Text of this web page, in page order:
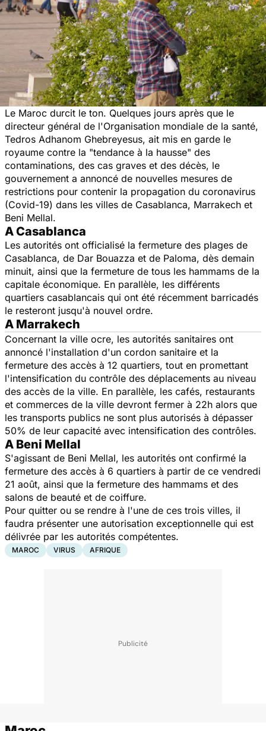
Le Maroc durcit le ton. Quelques jours après que le
directeur général de l'Organisation mondiale de la santé,
Tedros Adhanom Ghebreyesus, ait mis en garde le
royaume contre la "tendance à la hausse" des
contaminations, des cas graves et des décès, le
gouvernement a annoncé de nouvelles mesures de
restrictions pour contenir la propagation du coronavirus
(Covid-19) dans les villes de Casablanca, Marrakech et
Beni Mellal.
A Casablanca
Les autorités ont officialisé la fermeture des plages de
Casablanca, de Dar Bouazza et de Paloma, dès demain
minuit, ainsi que la fermeture de tous les hammams de la
capitale économique. En parallèle, les différents
quartiers casablancais qui ont été récemment barricadés
le resteront jusqu'à nouvel ordre.
A Marrakech
Concernant la ville ocre, les autorités sanitaires ont
annoncé l'installation d'un cordon sanitaire et la
fermeture des accès à 12 quartiers, tout en promettant
l'intensification du contrôle des déplacements au niveau
des accès de la ville. En parallèle, les cafés, restaurants
et commerces de la ville devront fermer à 22h alors que
les transports publics ne sont plus autorisés à dépasser
50% de leur capacité avec intensification des contrôles.
A Beni Mellal
S'agissant de Beni Mellal, les autorités ont confirmé la
fermeture des accès à 6 quartiers à partir de ce vendredi
21 août, ainsi que la fermeture des hammams et des
salons de beauté et de coiffure.
Pour quitter ou se rendre à l'une de ces trois villes, il
faudra présenter une autorisation exceptionnelle qui est
délivrée par les autorités compétentes.
MAROC VIRUS AFRIQUE